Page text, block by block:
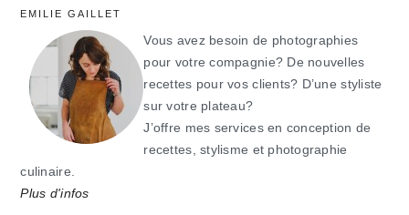
EMILIE GAILLET
Vous avez besoin de photographies
pour votre compagnie? De nouvelles
recettes pour vos clients? D’une styliste
sur votre plateau?
J’offre mes services en conception de
recettes, stylisme et photographie
culinaire.
Plus d'infos